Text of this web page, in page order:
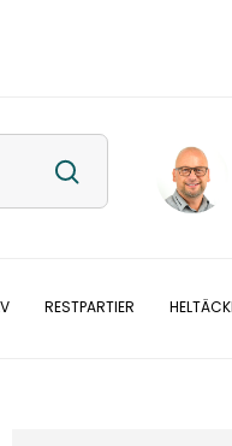
RESTPARTIER